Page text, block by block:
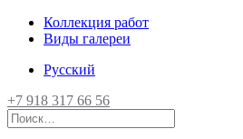
Коллекция работ
Виды галереи
Русский
+7 918 317 66 56